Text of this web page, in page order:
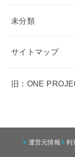
未分類
サイトマップ
旧：ONE
運営元情報 利